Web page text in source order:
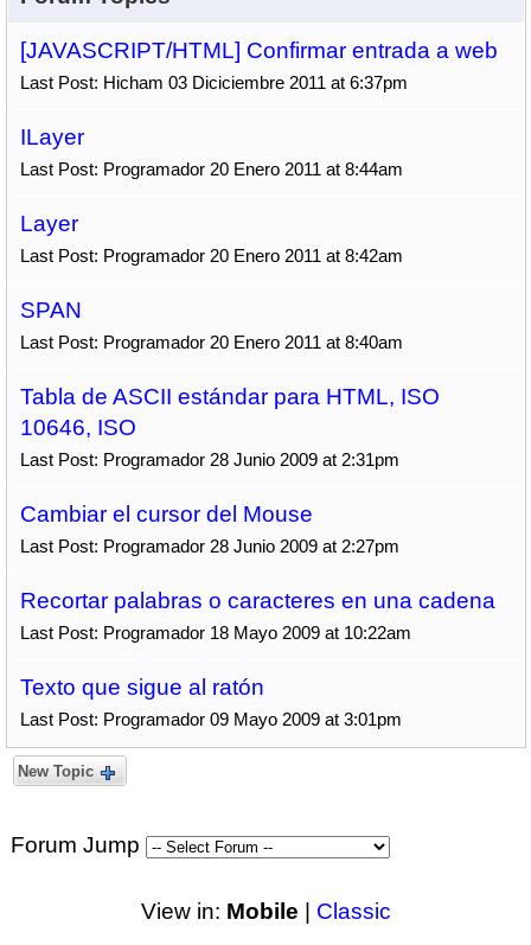
[JAVASCRIPT/HTML] Confirmar entrada a web
Last Post: Hicham 03 Diciciembre 2011 at 6:37pm
ILayer
Last Post: Programador 20 Enero 2011 at 8:44am
Layer
Last Post: Programador 20 Enero 2011 at 8:42am
SPAN
Last Post: Programador 20 Enero 2011 at 8:40am
Tabla de ASCII estándar para HTML, ISO
10646, ISO
Last Post: Programador 28 Junio 2009 at 2:31pm
Cambiar el cursor del Mouse
Last Post: Programador 28 Junio 2009 at 2:27pm
Recortar palabras o caracteres en una cadena
Last Post: Programador 18 Mayo 2009 at 10:22am
Texto que sigue al ratón
Last Post: Programador 09 Mayo 2009 at 3:01pm
New Topic
Forum Jump
View in: Mobile Classic